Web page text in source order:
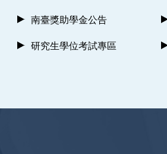
南臺獎助學金公告
研究生學位考試專區